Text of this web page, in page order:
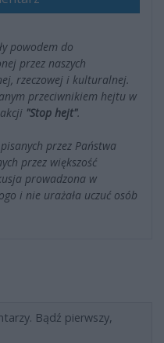
powodem do
przez naszych
rzeczowej i kulturalnej.
przeciwnikiem hejtu w
"Stop hejt".
przez Państwa
przez większość
prowadzona w
i nie urażała uczuć osób
Bądź pierwszy,